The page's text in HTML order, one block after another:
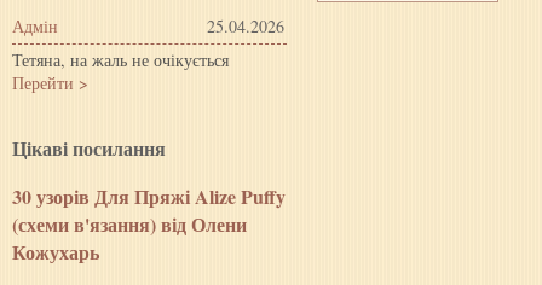
Адмін
25.04.2026
Тетяна, на жаль не очікується
Перейти >
Цiкавi посилання
30 узорів Для Пряжі Alize Puffy
(схеми в'язання) від Олени
Кожухарь